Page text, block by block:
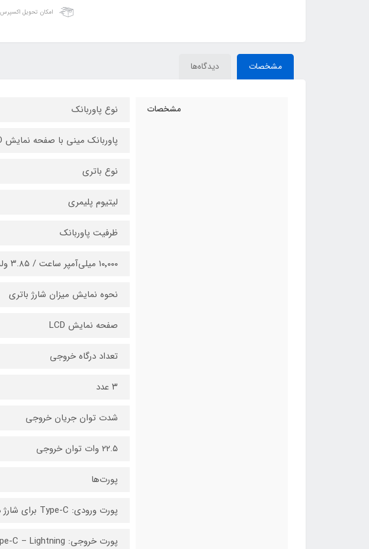
امکان تحویل اکسپرس
مشخصات دیدگاه‌ها
مشخصات نوع پاوربانک
پاوربانک مینی با صفحه نمایش LCD
نوع باتری
لیتیوم پلیمری
ظرفیت پاوربانک
۱۰٬۰۰۰ میلی‌آمپر ساعت / ۳.۸۵ ولت / ۳۸.۵ وات‌ساعت
نحوه نمایش میزان شارژ باتری
صفحه نمایش LCD
تعداد درگاه خروجی
۳ عدد
شدت توان جریان خروجی
۲۲.۵ وات توان خروجی
پورت‌ها
پورت ورودی: Type-C برای شارژ دستگاه
پورت خروجی: Type-C – Lightning